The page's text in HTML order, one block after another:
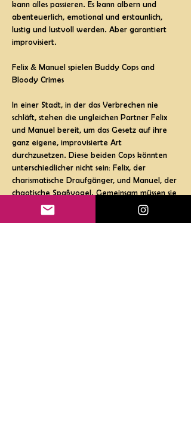
kann alles passieren. Es kann albern und
abenteuerlich, emotional und erstaunlich,
lustig und lustvoll werden. Aber garantiert
improvisiert.
Felix & Manuel spielen Buddy Cops and
Bloody Crimes
In einer Stadt, in der das Verbrechen nie
schläft, stehen die ungleichen Partner Felix
und Manuel bereit, um das Gesetz auf ihre
ganz eigene, improvisierte Art
durchzusetzen. Diese beiden Cops könnten
unterschiedlicher nicht sein: Felix, der
charismatische Draufgänger, und Manuel, der
chaotische Spaßvogel. Gemeinsam müssen sie
nicht nur Verbrecher fangen, sondern richtig
männlich zu ihren eigenen Gefühlen stehen.